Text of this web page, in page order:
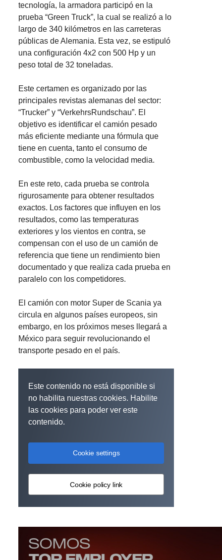
tecnología, la armadora participó en la
prueba “Green Truck”, la cual se realizó a lo
largo de 340 kilómetros en las carreteras
públicas de Alemania. Esta vez, se estipuló
una configuración 4x2 con 500 Hp y un
peso total de 32 toneladas.
Este certamen es organizado por las
principales revistas alemanas del sector:
“Trucker” y “VerkehrsRundschau”. El
objetivo es identificar el camión pesado
más eficiente mediante una fórmula que
tiene en cuenta, tanto el consumo de
combustible, como la velocidad media.
En este reto, cada prueba se controla
rigurosamente para obtener resultados
exactos. Los factores que influyen en los
resultados, como las temperaturas
exteriores y los vientos en contra, se
compensan con el uso de un camión de
referencia que tiene un rendimiento bien
documentado y que realiza cada prueba en
paralelo con los competidores.
El camión con motor Super de Scania ya
circula en algunos países europeos, sin
embargo, en los próximos meses llegará a
México para seguir revolucionando el
transporte pesado en el país.
Este contenido no está disponible si
no habilita nuestras cookies. Habilite
las cookies para poder ver este
contenido.
Cookie settings
Cookie policy link